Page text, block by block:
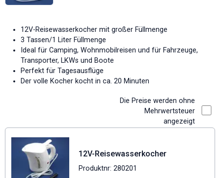
12V-Reisewasserkocher mit großer Füllmenge
3 Tassen/1 Liter Füllmenge
Ideal für Camping, Wohnmobilreisen und für Fahrzeuge,
Transporter, LKWs und Boote
Perfekt für Tagesausflüge
Der volle Kocher kocht in ca. 20 Minuten
Die Preise werden ohne
Mehrwertsteuer
angezeigt
12V-Reisewasserkocher
Produktnr: 280201